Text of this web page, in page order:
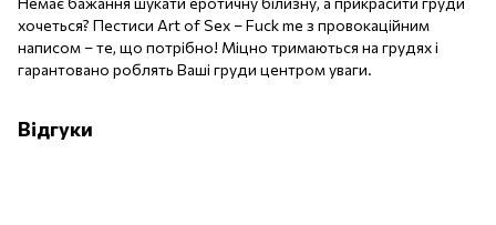
хочеться? Пестиси Art of Sex – Fuck me з провокаційним
написом – те, що потрібно! Міцно тримаються на грудях і
гарантовано роблять Ваші груди центром уваги.
Відгуки